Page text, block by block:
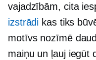
vajadzībām, cita
izstrādi kas tiks
motīvs nozīmē
maiņu un ļauj iegūt